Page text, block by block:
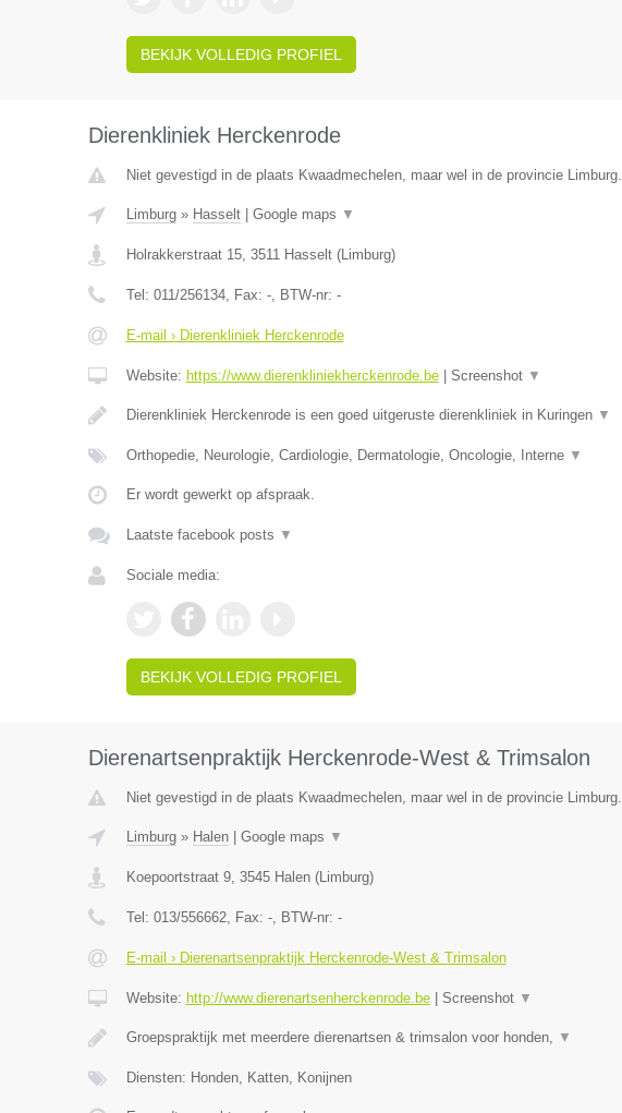
BEKIJK VOLLEDIG PROFIEL
Dierenkliniek Herckenrode
Niet gevestigd in de plaats Kwaadmechelen, maar wel in de provincie Limburg.
Limburg» Hasselt| Google maps ▼
Holrakkerstraat 15, 3511 Hasselt(Limburg)
Tel: 011/256134, Fax: -, BTW-nr: -
E-mail › Dierenkliniek Herckenrode
Website: https://www.dierenkliniekherckenrode.be| Screenshot ▼
Dierenkliniek Herckenrode is een goed uitgeruste dierenkliniek in Kuringen ▼
Orthopedie, Neurologie, Cardiologie, Dermatologie, Oncologie, Interne ▼
Er wordt gewerkt op afspraak.
Laatste facebook posts ▼
Sociale media:
BEKIJK VOLLEDIG PROFIEL
Dierenartsenpraktijk Herckenrode-West & Trimsalon
Niet gevestigd in de plaats Kwaadmechelen, maar wel in de provincie Limburg.
Limburg» Halen| Google maps ▼
Koepoortstraat 9, 3545 Halen(Limburg)
Tel: 013/556662, Fax: -, BTW-nr: -
E-mail › Dierenartsenpraktijk Herckenrode-West & Trimsalon
Website: http://www.dierenartsenherckenrode.be| Screenshot ▼
Groepspraktijk met meerdere dierenartsen & trimsalon voor honden, ▼
Diensten: Honden, Katten, Konijnen